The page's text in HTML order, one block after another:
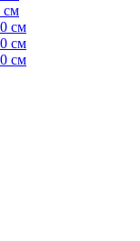
см
см
см
см